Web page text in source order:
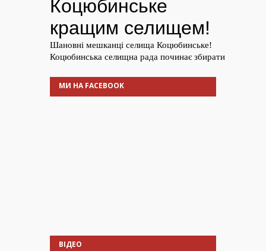
МИ НА FACEBOOK
ВІДЕО